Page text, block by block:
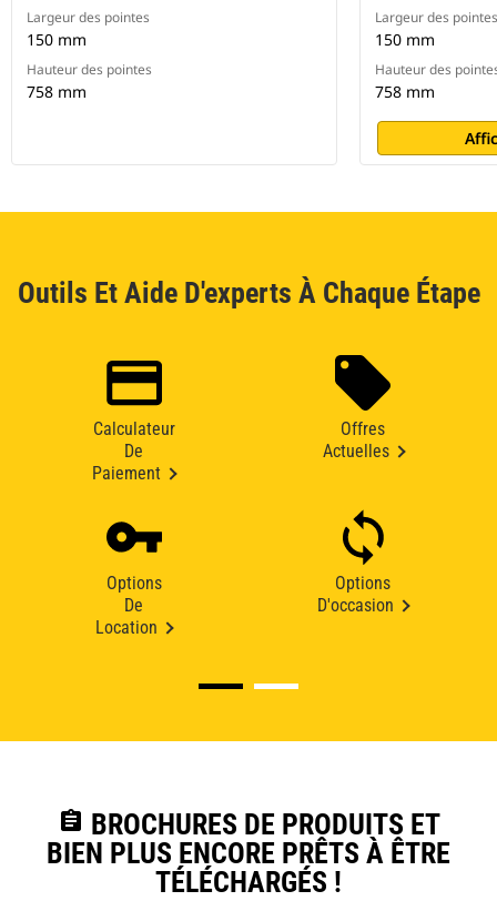
Largeur des pointes
150 mm
Hauteur des pointes
758 mm
Largeur des pointes
150 mm
Hauteur des
758 mm
Outils Et Aide D'experts À Chaque Étape
Calculateur
De
Paiement
Offres
Actuelles
Options
De
Location
Options
D'occasion
assignment BROCHURES DE PRODUITS ET
BIEN PLUS ENCORE PRÊTS À ÊTRE
TÉLÉCHARGÉS !